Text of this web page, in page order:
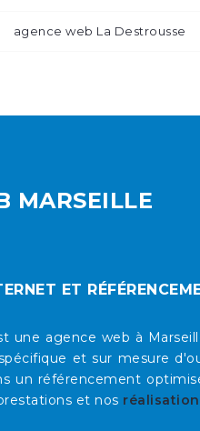
agence web La Destrousse
MARSEILLE
ET
une agence web à
et sur mesure
un référencement
et nos